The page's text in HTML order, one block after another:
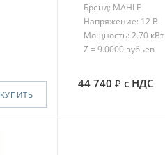
КУПИТЬ
Бренд: MAHLE
Напряжение: 12 В
Мощность: 2.70 кВт
Z = 9.0000-зубьев
44 740 с НДС